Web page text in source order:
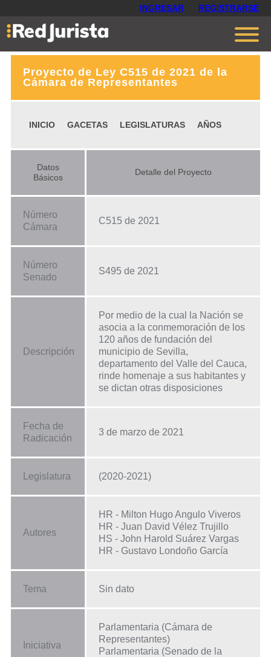
INGRESAR REGISTRARSE
Contáctanos
Planes
Proyecto de Ley C515 de 2021 de la
Cámara de Representantes
INICIO GACETAS LEGISLATURAS AÑOS
Datos
Básicos
Detalle del Proyecto
Número
Cámara
C515 de 2021
Número
Senado
S495 de 2021
Descripción
Por medio de la cual la Nación se
asocia a la conmemoración de los
120 años de fundación del
municipio de Sevilla,
departamento del Valle del Cauca,
rinde homenaje a sus habitantes y
se dictan otras disposiciones
Fecha de
Radicación
3 de marzo de 2021
Legislatura (2020-2021)
Autores
HR - Milton Hugo Angulo Viveros
HR - Juan David Vélez Trujillo
HS - John Harold Suárez Vargas
HR - Gustavo Londoño García
Tema Sin dato
Iniciativa
Parlamentaria (Cámara de
Representantes)
Parlamentaria (Senado de la